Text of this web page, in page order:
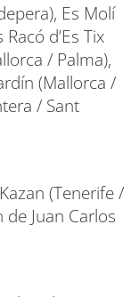
Es Molí
d’Es Tix
/ Palma),
(Mallorca /
/ Sant
(Tenerife /
de Juan Carlos